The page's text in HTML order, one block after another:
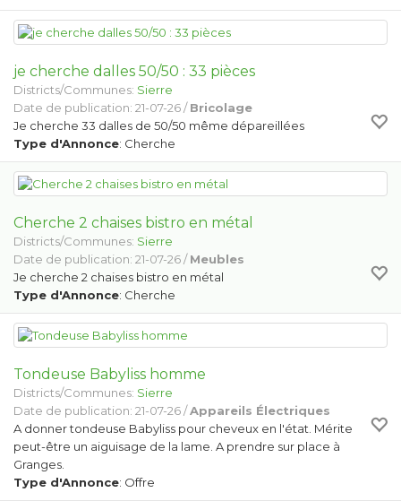
je cherche dalles 50/50 : 33 pièces
Districts/Communes: Sierre
Date de publication: 21-07-26 /Bricolage
Je cherche 33 dalles de 50/50 même dépareillées
Type d'Annonce: Cherche
Cherche 2 chaises bistro en métal
Districts/Communes: Sierre
Date de publication: 21-07-26 /Meubles
Je cherche 2 chaises bistro en métal
Type d'Annonce: Cherche
Tondeuse Babyliss homme
Districts/Communes: Sierre
Date de publication: 21-07-26 /Appareils Électriques
A donner tondeuse Babyliss pour cheveux en l'état. Mérite
peut-être un aiguisage de la lame. A prendre sur place à
Granges.
Type d'Annonce: Offre